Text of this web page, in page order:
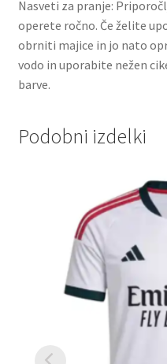
Nasveti za pranje:
operete ročno. Če želite
obrniti majice in jo nato
vodo in uporabite nežen
barve.
Podobni izdelki